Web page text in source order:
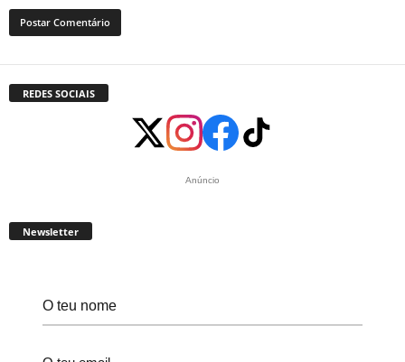
REDES SOCIAIS
Anúncio
Newsletter